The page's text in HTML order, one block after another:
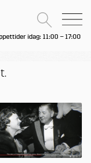
idag: 11:00 – 17:00